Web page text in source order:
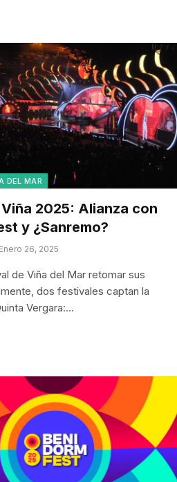
DEL MAR
2025: Alianza con
y ¿Sanremo?
Enero 26, 2025
de Viña del Mar retomar sus
dos festivales captan la
Vergara:…